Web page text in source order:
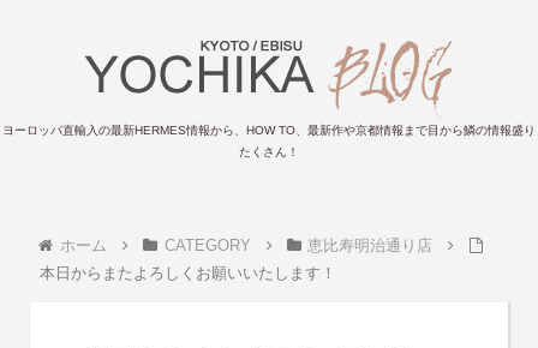
ヨーロッパ直輸入の最新HERMES情報から、HOW TO、最新作や京都情報まで目から鱗の情報盛り
たくさん！
ホーム CATEGORY
恵比寿明治通り店
本日からまたよろしくお願いいたします！